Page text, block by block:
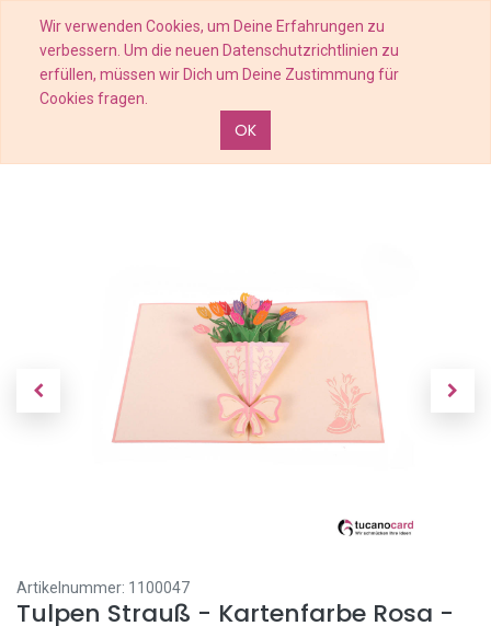
Wir verwenden Cookies, um Deine Erfahrungen zu
verbessern. Um die neuen Datenschutzrichtlinien zu
erfüllen, müssen wir Dich um Deine Zustimmung für
Cookies fragen.
OK
Artikelnummer: 1100047
Tulpen Strauß - Kartenfarbe Rosa -